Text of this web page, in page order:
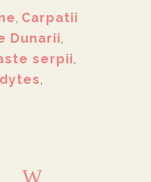
, Carpatii
Dunarii,
serpii,
,